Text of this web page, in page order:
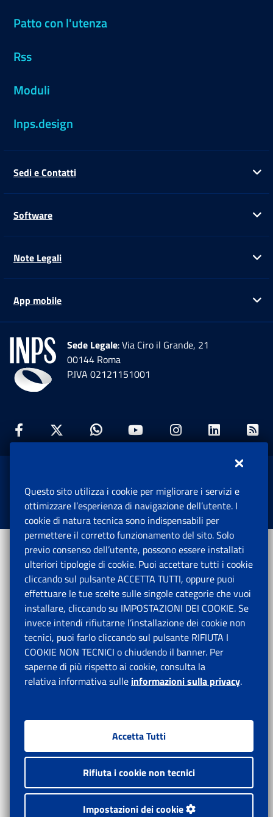
Patto con l'utenza
Rss
Moduli
Inps.design
Sedi e Contatti
Software
Note Legali
App mobile
Sede Legale: Via Ciro il Grande, 21
00144 Roma
P.IVA 02121151001
Facebook: Apre una nuova finestra
Twitter: Apre una nuova finestra
Whatsapp: Apre una nuova
Youtube: Apre una
Instagram:
Istituto Nazionale Previdenza Sociale.
Tutti i diritti riservati.
Questo sito utilizza i cookie per migliorare i servizi e
ottimizzare l’esperienza di navigazione dell’utente. I
cookie di natura tecnica sono indispensabili per
permettere il corretto funzionamento del sito. Solo
previo consenso dell’utente, possono essere installati
ulteriori tipologie di cookie. Puoi accettare tutti i cookie
cliccando sul pulsante ACCETTA TUTTI, oppure puoi
effettuare le tue scelte sulle singole categorie che vuoi
installare, cliccando su IMPOSTAZIONI DEI COOKIE. Se
invece intendi rifiutarne l’installazione dei cookie non
tecnici, puoi farlo cliccando sul pulsante RIFIUTA I
COOKIE NON TECNICI o chiudendo il banner. Per
saperne di più rispetto ai cookie, consulta la
relativa informativa sulle informazioni sulla privacy.
Accetta Tutti
Rifiuta i cookie non tecnici
Impostazioni dei cookie